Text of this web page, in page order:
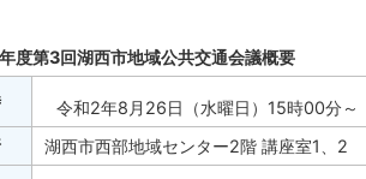
度第3回湖西市地域公共交通会議概要
令和2年8月26日（水曜日）15時00分～
湖西市西部地域センター2階 講座室1、2